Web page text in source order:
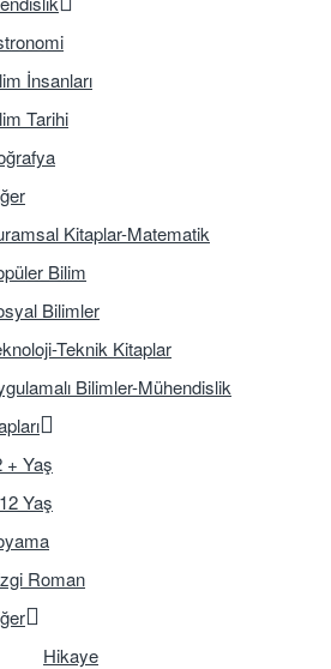
İnsanları
Tarihi
Kitaplar-Matematik
Bilim
Bilimler
Teknik Kitaplar
Bilimler-Mühendislik
+ Yaş
Yaş
Roman
Hikaye